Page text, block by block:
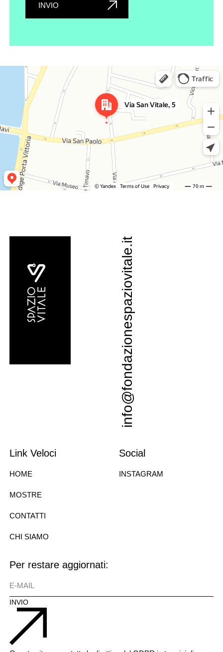
INVIO
info@fondazionespaziovitale.it
Link Veloci
HOME
MOSTRE
CONTATTI
CHI SIAMO
Social
INSTAGRAM
Per restare aggiornati:
E-MAIL
INVIO